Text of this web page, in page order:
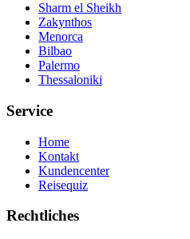
Sharm el Sheikh
Zakynthos
Menorca
Bilbao
Palermo
Thessaloniki
Service
Home
Kontakt
Kundencenter
Reisequiz
Rechtliches